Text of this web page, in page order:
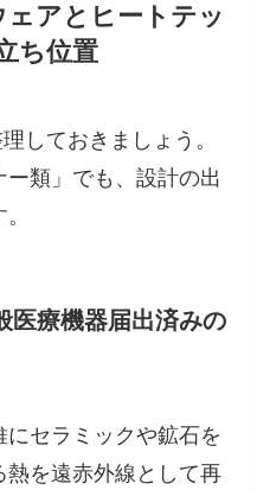
アとヒートテッ
ち位置
しておきましょう。
ー類」でも、設計の出
医療機器届出済みの
にセラミックや鉱石を
を遠赤外線として再